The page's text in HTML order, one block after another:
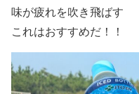
味が疲れを吹き飛ばす
これはおすすめだ！！